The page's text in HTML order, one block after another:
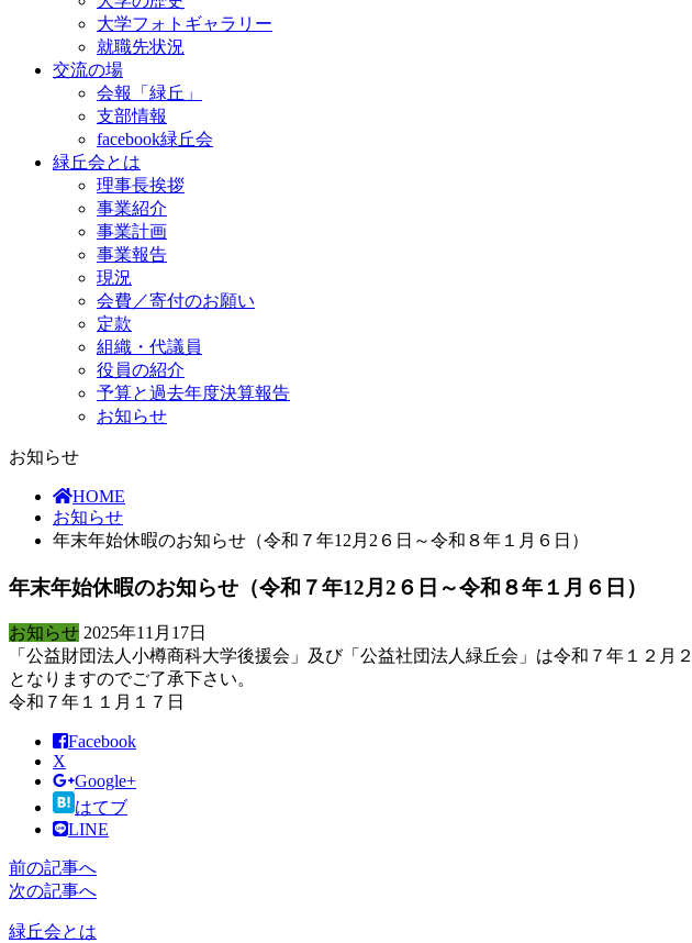
大学フォトギャラリー
就職先状況
交流の場
会報「緑丘」
支部情報
facebook緑丘会
緑丘会とは
理事長挨拶
事業紹介
事業計画
事業報告
現況
会費／寄付のお願い
定款
組織・代議員
役員の紹介
予算と過去年度決算報告
お知らせ
お知らせ
HOME
お知らせ
年末年始休暇のお知らせ（令和７年12月2６日～令和８年１月６日）
年末年始休暇のお知らせ（令和７年12月2６日～令和８年１月６日）
お知らせ 2025年11月17日
「公益財団法人小樽商科大学後援会」及び「公益社団法人緑丘会」は令和７年１２
となりますのでご了承下さい。
令和７年１１月１７日
Facebook
X
Google+
はてブ
LINE
前の記事へ
次の記事へ
緑丘会とは